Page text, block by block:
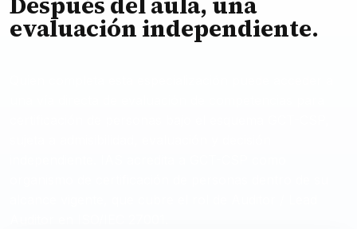
evaluación independiente.